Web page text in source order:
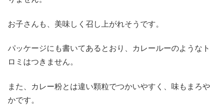
お子さんも、美味しく召し上がれそうです。
パッケージにも書いてあるとおり、カレールーのようなト
ロミはつきません。
また、カレー粉とは違い顆粒でつかいやすく、味もまろや
かです。